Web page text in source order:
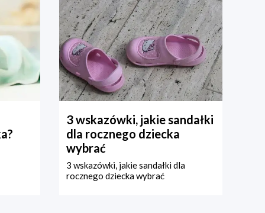
3 wskazówki, jakie sandałki
dla rocznego dziecka
wybrać
3 wskazówki, jakie sandałki dla
rocznego dziecka wybrać